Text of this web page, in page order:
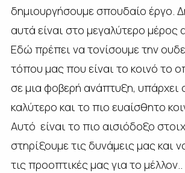
δημιουργήσουμε σπουδαίο έργο.
αυτά είναι στο μεγαλύτερο μέρος
Εδώ πρέπει να τονίσουμε την
τόπου μας που είναι το κοινό το
σε μια φοβερή ανάπτυξη, υπάρχει
καλύτερο και το πιο ευαίσθητο
Αυτό είναι το πιο αισιόδοξο
στηρίξουμε τις δυνάμεις μας και
τις προοπτικές μας για το μέλλον..